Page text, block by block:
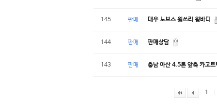
145 판매 대우 노브스 원쓰리 윙바디
144 판매 판매상담
143 판매 충남 아산 4.5톤 앞축 카고
1